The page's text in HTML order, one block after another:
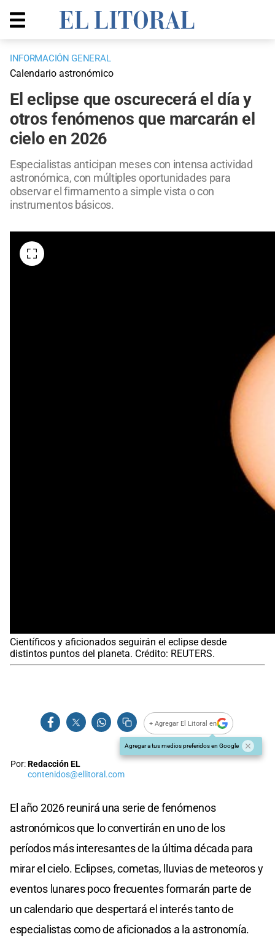
INFORMACIÓN GENERAL
Calendario astronómico
El eclipse que oscurecerá el día y
otros fenómenos que marcarán el
cielo en 2026
Especialistas anticipan meses con intensa actividad
astronómica, con múltiples oportunidades para
observar el firmamento a simple vista o con
instrumentos básicos.
Científicos y aficionados seguirán el eclipse desde
distintos puntos del planeta. Crédito: REUTERS.
+ Agregar El Litoral en
Agregar a tus medios preferidos en Google
Por:Redacción EL
contenidos@ellitoral.com
El año 2026 reunirá una serie de fenómenos
astronómicos que lo convertirán en uno de los
períodos más interesantes de la última década para
mirar el cielo. Eclipses, cometas, lluvias de meteoros y
eventos lunares poco frecuentes formarán parte de
un calendario que despertará el interés tanto de
especialistas como de aficionados a la astronomía.